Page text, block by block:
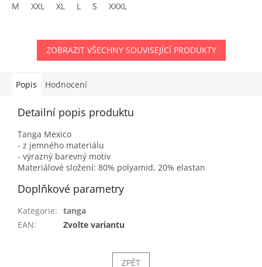
M XXL XL L S XXXL
ZOBRAZIT VŠECHNY SOUVISEJÍCÍ PRODUKTY
Popis Hodnocení
Detailní popis produktu
Tanga Mexico
- z jemného materiálu
- výrazný barevný motiv
Materiálové složení: 80% polyamid, 20% elastan
Doplňkové parametry
Kategorie: tanga
EAN: Zvolte variantu
ZPĚT